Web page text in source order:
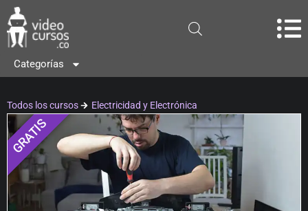
Categorías
Todos los cursos Electricidad y Electrónica
GRATIS